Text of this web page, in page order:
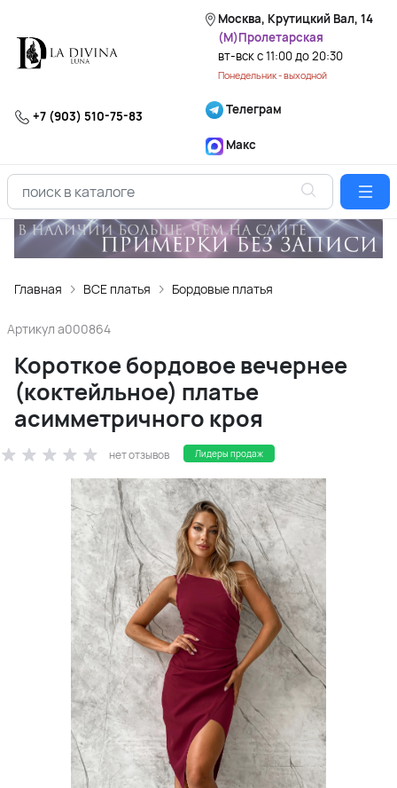
Москва, Крутицкий Вал, 14
(М)Пролетарская
вт-вск с 11:00 до 20:30
Понедельник - выходной
+7 (903) 510-75-83 Телеграм
Макс
Главная ВСЕ платья Бордовые платья
Артикул a000864
Короткое бордовое вечернее
(коктейльное) платье
асимметричного кроя
нет отзывов Лидеры продаж